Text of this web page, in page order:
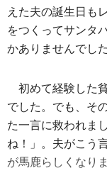
えた夫の誕生日も
をつくってサンタ
かありませんでした
初めて経験した
でした。でも、そ
た一言に救われま
ね！」。夫がこう
が馬鹿らしくなり